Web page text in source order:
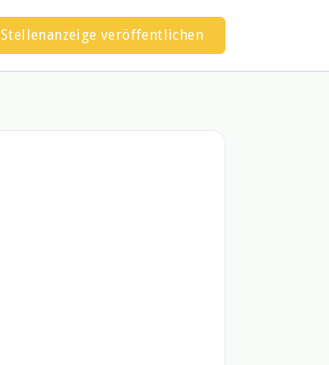
Stellenanzeige veröffentlichen